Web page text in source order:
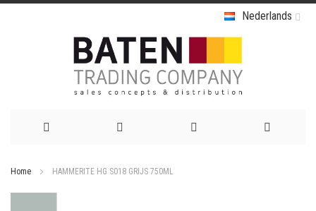
Nederlands
Home HAMMERITE HG S018 GRIJS 750ML